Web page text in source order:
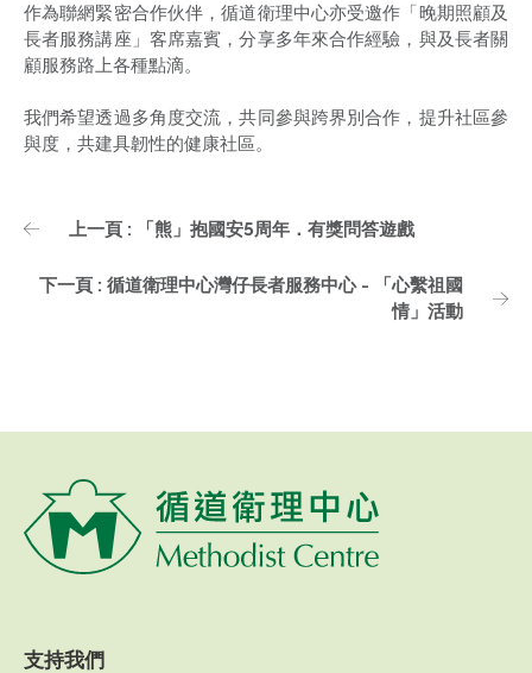
作為聯網緊密合作伙伴，循道衛理中心亦受邀作「晚期照顧及
長者服務講座」客席嘉賓，分享多年來合作經驗，與及長者關
顧服務路上各種點滴。
我們希望透過多角度交流，共同參與跨界別合作，提升社區參
與度，共建具韌性的健康社區。
上一頁 : 「熊」抱國安5周年．有獎問答遊戲
下一頁 : 循道衛理中心灣仔長者服務中心 - 「心繫祖國
情」活動
支持我們